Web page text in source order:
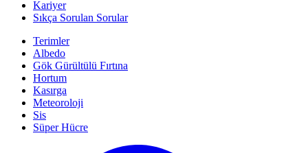
Kariyer
Sıkça Sorulan Sorular
Terimler
Albedo
Gök Gürültülü Fırtına
Hortum
Kasırga
Meteoroloji
Sis
Süper Hücre